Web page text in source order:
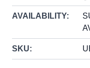
AVAILABILITY:
SKU: